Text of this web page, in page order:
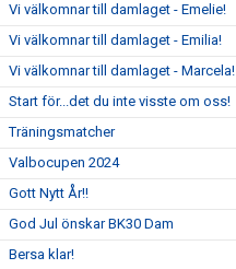
Vi välkomnar till damlaget - Emelie!
Vi välkomnar till damlaget - Emilia!
Vi välkomnar till damlaget - Marcela!
Start för...det du inte visste om oss!
Träningsmatcher
Valbocupen 2024
Gott Nytt År!!
God Jul önskar BK30 Dam
Bersa klar!